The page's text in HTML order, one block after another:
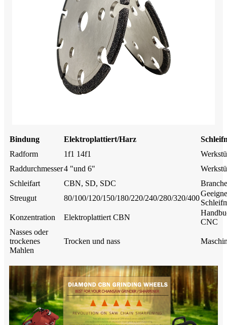
Bindung Elektroplattiert/Harz
Radform
1f1 14f1
Raddurchmesser4 "und 6"
Schleifart
CBN, SD, SDC
Streugut
80/100/120/150/180/220/240/280/320/400
Konzentration
Elektroplattiert CBN
CNC
Nasses oder
trockenes
Mahlen
Trocken und nass